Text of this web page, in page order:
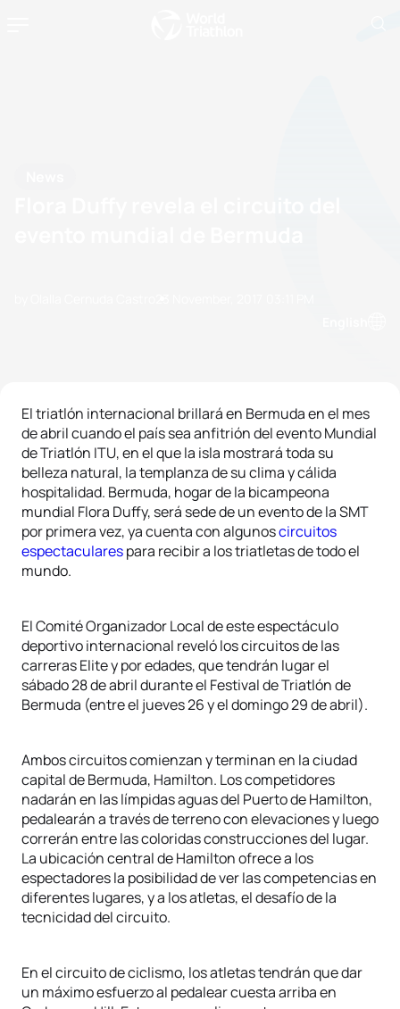
El triatlón internacional brillará en Bermuda en el mes
de abril cuando el país sea anfitrión del evento Mundial
de Triatlón ITU, en el que la isla mostrará toda su
belleza natural, la templanza de su clima y cálida
hospitalidad. Bermuda, hogar de la bicampeona
mundial Flora Duffy, será sede de un evento de la SMT
por primera vez, ya cuenta con algunoscircuitos
espectacularespara recibir a los triatletas de todo el
mundo.
El Comité Organizador Local de este espectáculo
deportivo internacional reveló los circuitos de las
carreras Elite y por edades, que tendrán lugar el
sábado 28 de abril durante el Festival de Triatlón de
Bermuda (entre el jueves 26 y el domingo 29 de abril).
Ambos circuitos comienzan y terminan en la ciudad
capital de Bermuda, Hamilton. Los competidores
nadarán en las límpidas aguas del Puerto de Hamilton,
pedalearán a través de terreno con elevaciones y luego
correrán entre las coloridas construcciones del lugar.
La ubicación central de Hamilton ofrece a los
espectadores la posibilidad de ver las competencias en
diferentes lugares, y a los atletas, el desafío de la
tecnicidad del circuito.
En el circuito de ciclismo, los atletas tendrán que dar
un máximo esfuerzo al pedalear cuesta arriba en